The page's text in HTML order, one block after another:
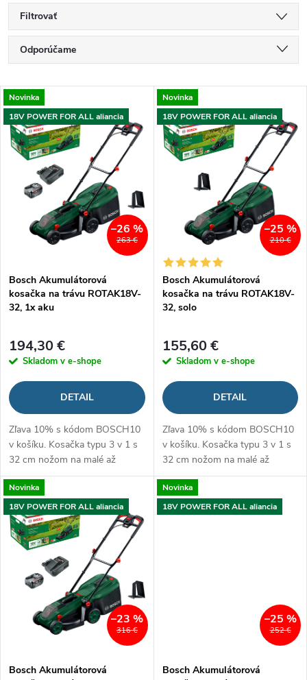
Filtrovať
R
a
d
e
p
o
d
u
k
t
o
Odporúčame
Najdrahšie
Najpredávanejšie
Abecedne
V
ý
p
r
o
d
u
k
t
o
v
Novinka
18V POWER FOR ALL aliancia
263 €
–26 %
Bosch Akumulátorová
kosačka na trávu ROTAK18V-
32, 1x aku
194,30 €
Skladom v e-shope
DETAIL
Zľava 10% s kódom BOSCH10
v košíku. Kosačka typu 3 v 1 s
32 cm nožom na malé až
stredne veľké trávniky
Novinka
18V POWER FOR ALL aliancia
210 €
–25 %
Bosch Akumulátorová
kosačka na trávu ROTAK18V-
32, solo
155,60 €
Skladom v e-shope
DETAIL
Zľava 10% s kódom BOSCH10
v košíku. Kosačka typu 3 v 1 s
32 cm nožom na malé až
stredne veľké trávniky
Novinka
18V POWER FOR ALL aliancia
316 €
–23 %
Bosch Akumulátorová
Novinka
18V POWER FOR ALL aliancia
252 €
–25 %
Bosch Akumulátorová